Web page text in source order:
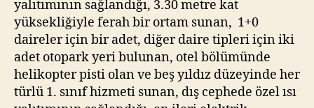
yalıtımının sağlandığı, 3.30 metre kat
yüksekliğiyle ferah bir ortam sunan, 1+0
daireler için bir adet, diğer daire tipleri için iki
adet otopark yeri bulunan, otel bölümünde
helikopter pisti olan ve beş yıldız düzeyinde her
türlü 1. sınıf hizmeti sunan, dış cephede özel ısı